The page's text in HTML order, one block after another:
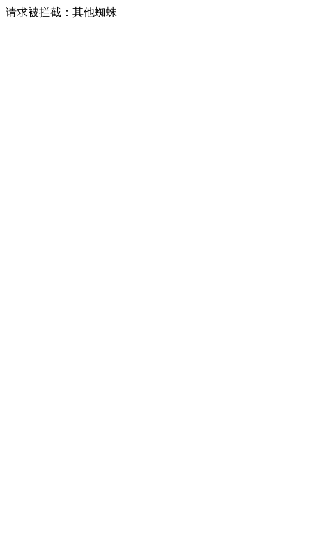
请求被拦截：其他蜘蛛